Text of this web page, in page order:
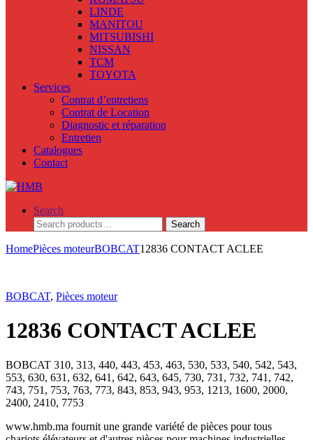
LINDE
MANITOU
MITSUBISHI
NISSAN
TCM
TOYOTA
Services
Contrat d’entretiens
Contrat de Location
Diagnostic et réparation
Entretien
Catalogues
Contact
Search
Search
for:
Search
HomePièces moteurBOBCAT12836 CONTACT ACLEE
BOBCAT, Pièces moteur
12836 CONTACT ACLEE
BOBCAT 310, 313, 440, 443, 453, 463, 530, 533, 540, 542, 543,
553, 630, 631, 632, 641, 642, 643, 645, 730, 731, 732, 741, 742,
743, 751, 753, 763, 773, 843, 853, 943, 953, 1213, 1600, 2000,
2400, 2410, 7753
www.hmb.ma fournit une grande variété de pièces pour tous